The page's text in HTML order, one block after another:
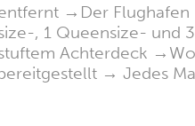
→Der
, 1 Queensize-
Achterdeck
→ Jedes